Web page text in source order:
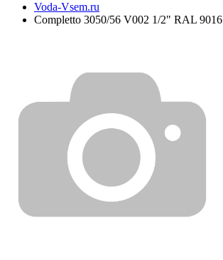
Voda-Vsem.ru
Completto 3050/56 V002 1/2" RAL 9016